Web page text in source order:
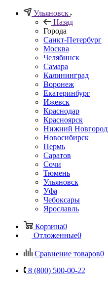
Ульяновск
Назад
Города
Санкт-Петербург
Москва
Челябинск
Самара
Калининград
Воронеж
Екатеринбург
Ижевск
Краснодар
Красноярск
Нижний Новгород
Новосибирск
Пермь
Саратов
Сочи
Тюмень
Ульяновск
Уфа
Чебоксары
Ярославль
Корзина0
Отложенные0
Сравнение товаров0
8 (800) 500-00-22